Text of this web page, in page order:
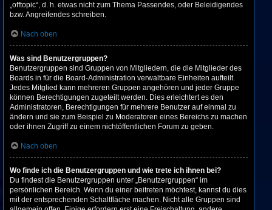
„offtopic“, d. h. etwas nicht zum Thema Passendes, oder Beleidigendes
bzw. Angreifendes schreiben.
Nach oben
Was sind Benutzergruppen?
Benutzergruppen sind Gruppen von Mitgliedern, die die Mitglieder des
Boards in für die Board-Administration verwaltbare Einheiten aufteilt.
Jedes Mitglied kann mehreren Gruppen angehören und jeder Gruppe
können Berechtigungen zugeteilt werden. Dies erleichtert es den
Administratoren, Berechtigungen für mehrere Benutzer auf einmal zu
ändern und sie zum Beispiel zu Moderatoren eines Bereichs zu machen
oder ihnen Zugriff zu einem nichtöffentlichen Forum zu geben.
Nach oben
Wo finde ich die Benutzergruppen und wie trete ich ihnen bei?
Du findest die Benutzergruppen unter „Benutzergruppen“ im
persönlichen Bereich. Wenn du einer beitreten möchtest, kannst du dies
mit der entsprechenden Schaltfläche machen. Nicht alle Gruppen sind